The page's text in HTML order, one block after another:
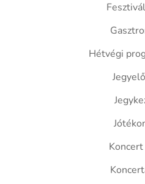
Hétvégi